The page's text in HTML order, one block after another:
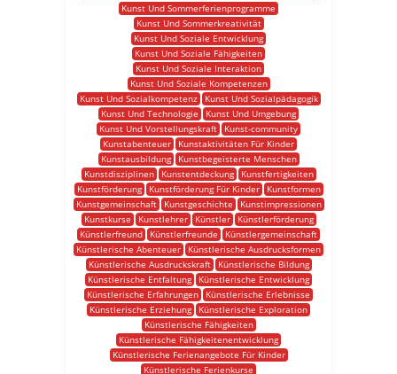
Kunst Und Sommerferienprogramme
Kunst Und Sommerkreativität
Kunst Und Soziale Entwicklung
Kunst Und Soziale Fähigkeiten
Kunst Und Soziale Interaktion
Kunst Und Soziale Kompetenzen
Kunst Und Sozialkompetenz
Kunst Und Sozialpädagogik
Kunst Und Technologie
Kunst Und Umgebung
Kunst Und Vorstellungskraft
Kunst-community
Kunstabenteuer
Kunstaktivitäten Für Kinder
Kunstausbildung
Kunstbegeisterte Menschen
Kunstdisziplinen
Kunstentdeckung
Kunstfertigkeiten
Kunstförderung
Kunstförderung Für Kinder
Kunstformen
Kunstgemeinschaft
Kunstgeschichte
Kunstimpressionen
Kunstkurse
Kunstlehrer Künstler
Künstlerförderung
Künstlerfreund
Künstlerfreunde
Künstlergemeinschaft
Künstlerische Abenteuer
Künstlerische Ausdrucksformen
Künstlerische Ausdruckskraft
Künstlerische Bildung
Künstlerische Entfaltung
Künstlerische Entwicklung
Künstlerische Erfahrungen
Künstlerische Erlebnisse
Künstlerische Erziehung
Künstlerische Exploration
Künstlerische Fähigkeiten
Künstlerische Fähigkeitenentwicklung
Künstlerische Ferienangebote Für Kinder
Künstlerische Ferienkurse